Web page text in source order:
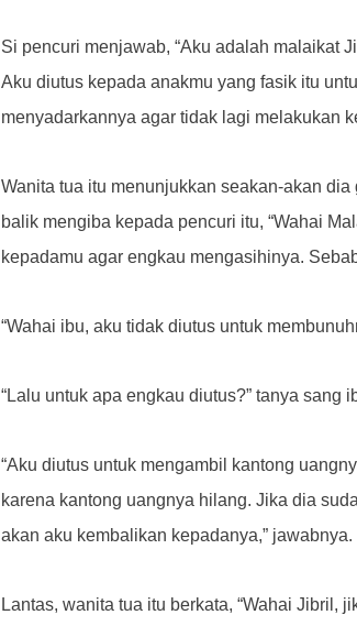
Si pencuri menjawab, “Aku adalah malaikat
Aku diutus kepada anakmu yang fasik itu
menyadarkannya agar tidak lagi melakukan
Wanita tua itu menunjukkan seakan-akan
balik mengiba kepada pencuri itu, “Wahai
kepadamu agar engkau mengasihinya.
“Wahai ibu, aku tidak diutus untuk
“Lalu untuk apa engkau diutus?” tanya sang
“Aku diutus untuk mengambil kantong
karena kantong uangnya hilang. Jika dia
akan aku kembalikan kepadanya,” jawabnya.
Lantas, wanita tua itu berkata, “Wahai Jibril,